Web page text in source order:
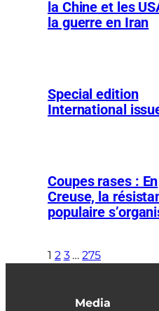
la Chine et les
la guerre en Iran
Special edition
International
Coupes rases : En
Creuse, la
populaire
1 2 3 … 275
Media